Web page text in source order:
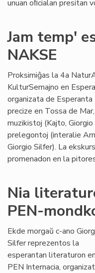
unuan oﬁcialan presitan
Jam temp'
NAKSE
Proksimiĝas la 4a
KulturSemajno en
organizata de
precize en Tossa de
muzikistoj (Kajto,
prelegontoj (interalie
Giorgio Silfer). La
promenadon en la
Nia
PEN-
Ekde morgaŭ c-ano
Silfer reprezentos la
esperantan literaturon
PEN Internacia,